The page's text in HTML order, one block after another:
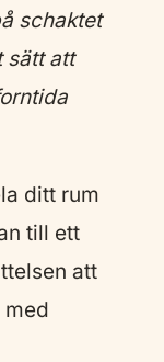
schaktet
sätt att
ditt rum
till ett
att
med